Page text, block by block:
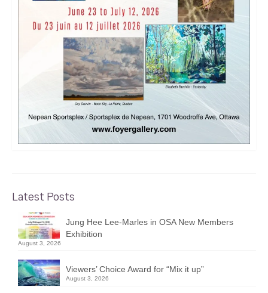
Latest Posts
Jung Hee Lee-Marles in OSA New Members
Exhibition
August 3, 2026
Viewers’ Choice Award for “Mix it up”
August 3, 2026